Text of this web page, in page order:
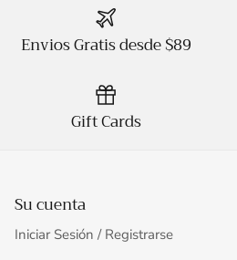
Envios Gratis desde $89
Gift Cards
Su cuenta
Iniciar Sesión / Registrarse